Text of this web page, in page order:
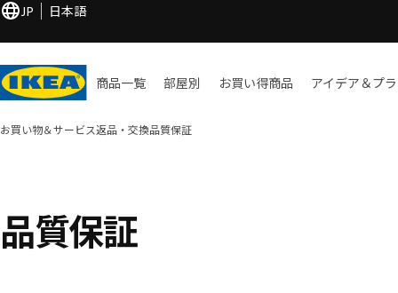
JP 日本語
商品一覧 部屋別 お買い​得商品 アイデア＆プ
お買い物＆サービス返品・交換品質保証
品質保証